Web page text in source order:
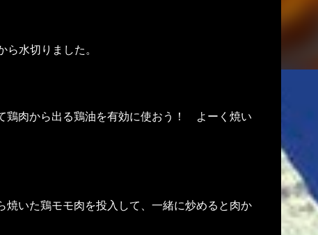
水切りました。
鶏肉から出る鶏油を有効に使おう！ よーく焼い
いた鶏モモ肉を投入して、一緒に炒めると肉か